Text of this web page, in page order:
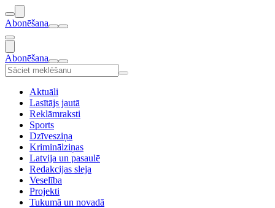
Abonēšana
Abonēšana
Aktuāli
Lasītājs jautā
Reklāmraksti
Sports
Dzīvesziņa
Kriminālziņas
Latvija un pasaulē
Redakcijas sleja
Veselība
Projekti
Tukumā un novadā